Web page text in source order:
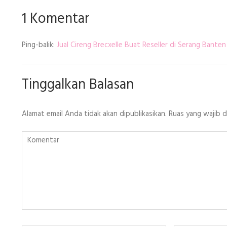
1 Komentar
Ping-balik: Jual Cireng Brecxelle Buat Reseller di Serang Banten
Tinggalkan Balasan
Alamat email Anda tidak akan dipublikasikan. Ruas yang wajib
Komentar